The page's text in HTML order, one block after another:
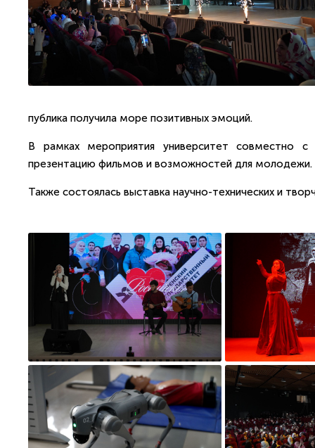
публика получила море позитивных эмоций.
В рамках мероприятия университет
презентацию фильмов и возможностей для молодежи.
Также состоялась выставка научно-технических и